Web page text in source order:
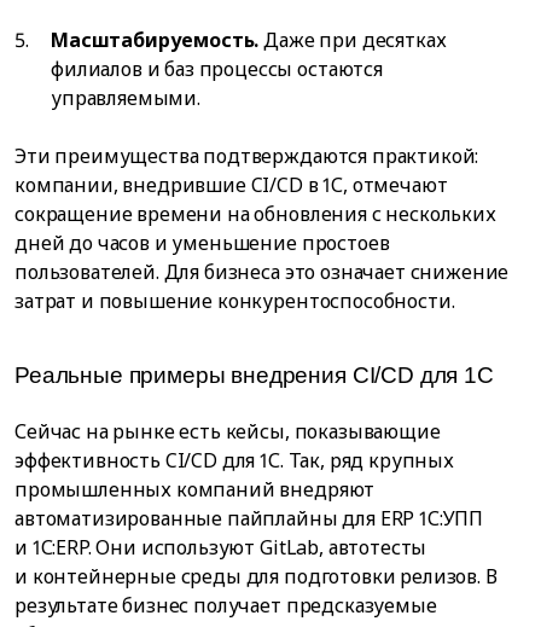
Масштабируемость.Даже при десятках
филиалов и баз процессы остаются
управляемыми.
Эти преимущества подтверждаются практикой:
компании, внедрившие CI/CD в 1С, отмечают
сокращение времени на обновления с нескольких
дней до часов и уменьшение простоев
пользователей. Для бизнеса это означает снижение
затрат и повышение конкурентоспособности.
Реальные примеры внедрения CI/CD для 1С
Сейчас на рынке есть кейсы, показывающие
эффективность CI/CD для 1С. Так, ряд крупных
промышленных компаний внедряют
автоматизированные пайплайны для ERP 1С:УПП
и 1С:ERP. Они используют GitLab, автотесты
и контейнерные среды для подготовки релизов. В
результате бизнес получает предсказуемые